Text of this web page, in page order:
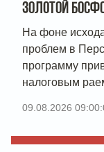
ЗОЛОТОЙ
На фоне
проблем в
программу
налоговым
09.08.2026